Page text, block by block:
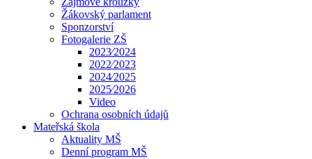
Žákovský parlament
Sponzorství
Fotogalerie ZŠ
2023⁄2024
2022⁄2023
2024⁄2025
2025⁄2026
Video
Ochrana osobních údajů
Mateřská škola
Aktuality MŠ
Denní program MŠ